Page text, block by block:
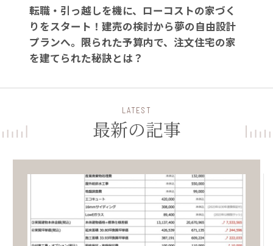
転職・引っ越しを機に、ローコストの家づく
りをスタート！建売の検討から夢の自由設計
プランへ。限られた予算内で、注文住宅の家
を建てられた秘訣とは？
LATEST
最新の記事